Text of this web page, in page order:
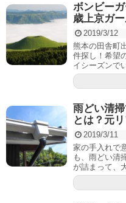
ボンビー
歳上京ガ
2019/3/12
熊本の田舎町
件探し！希望
イシーズンで
雨どい清
とは？元
2019/3/11
家の手入れで
も、雨どい清
が詰まって、